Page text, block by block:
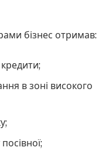
бізнес отримав:
в зоні високого